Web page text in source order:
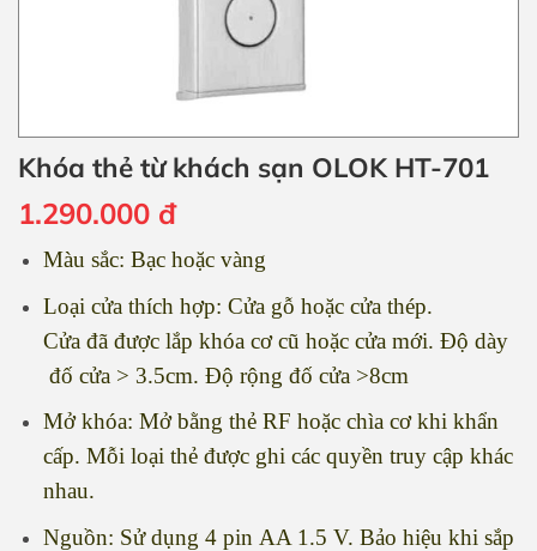
Khóa thẻ từ khách sạn OLOK HT-701
1.290.000 đ
Màu sắc: Bạc hoặc vàng
Loại cửa thích hợp: Cửa gỗ hoặc cửa thép.
Cửa đã được lắp khóa cơ cũ hoặc cửa mới. Độ dày
đố cửa > 3.5cm. Độ rộng đố cửa >8cm
Mở khóa: Mở bằng thẻ RF hoặc chìa cơ khi khẩn
cấp. Mỗi loại thẻ được ghi các quyền truy cập khác
nhau.
Nguồn: Sử dụng 4 pin AA 1.5 V. Bảo hiệu khi sắp